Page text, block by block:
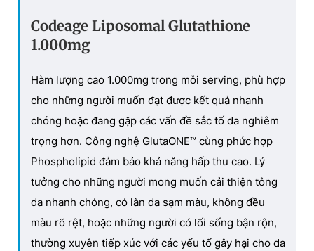
Codeage Liposomal Glutathione
1.000mg
Hàm lượng cao 1.000mg trong mỗi serving, phù hợp
cho những người muốn đạt được kết quả nhanh
chóng hoặc đang gặp các vấn đề sắc tố da nghiêm
trọng hơn. Công nghệ GlutaONE™ cùng phức hợp
Phospholipid đảm bảo khả năng hấp thu cao. Lý
tưởng cho những người mong muốn cải thiện tông
da nhanh chóng, có làn da sạm màu, không đều
màu rõ rệt, hoặc những người có lối sống bận rộn,
thường xuyên tiếp xúc với các yếu tố gây hại cho da